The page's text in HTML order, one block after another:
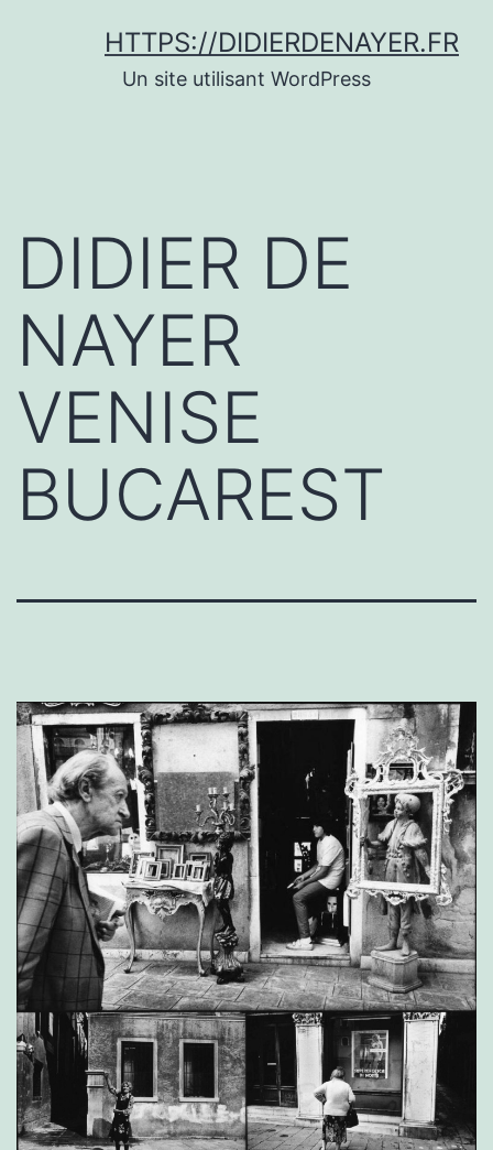
HTTPS://DIDIERDENAYER.FR
Un site utilisant WordPress
DIDIER DE
NAYER
VENISE
BUCAREST